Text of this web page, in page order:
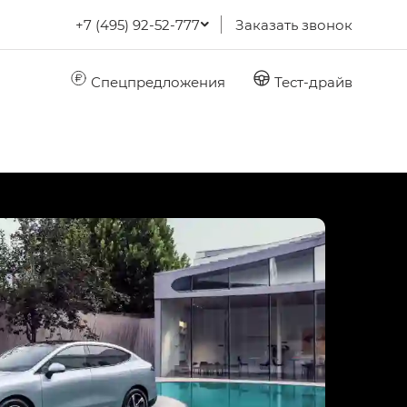
+7 (495) 92-52-777 Заказать звонок
Спецпредложения Тест-драйв